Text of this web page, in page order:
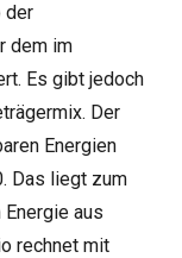
der
dem im
Es gibt jedoch
Der
Energien
Das liegt zum
aus
rechnet mit